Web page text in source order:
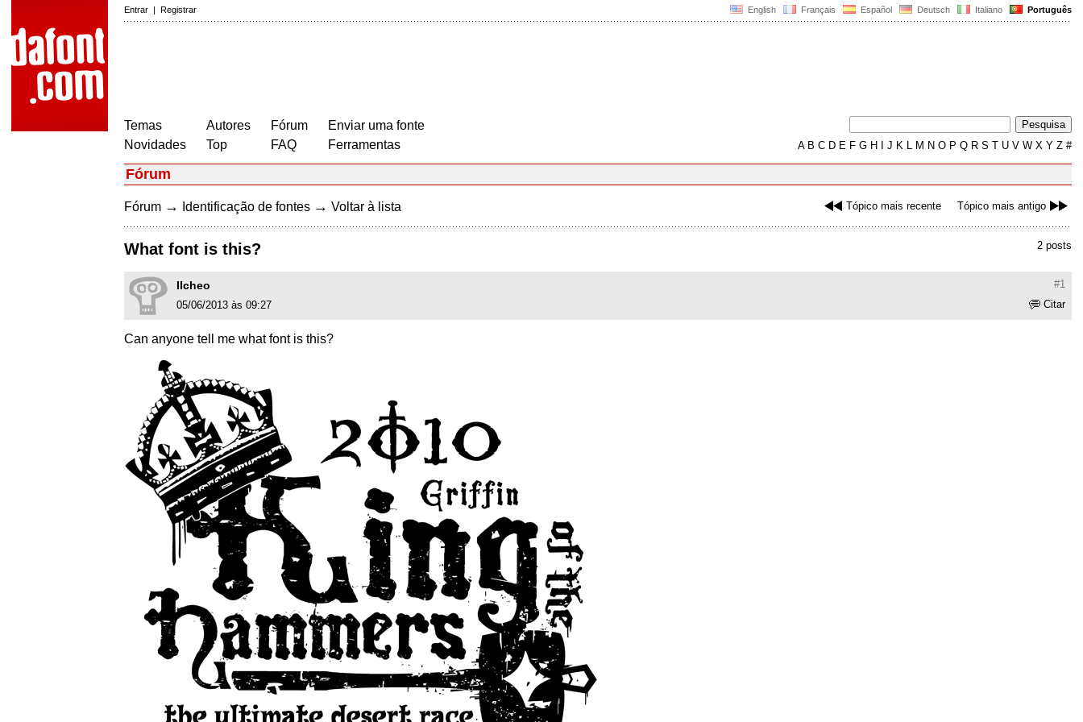
English Français Español Deutsch Italiano Português
Entrar | Registrar
Temas
Novidades
Autores
Top
Fórum
FAQ
Enviar uma fonte
Ferramentas
AB C D E F G H J K L M N O P Q R S T U V W X Y Z #
Fórum
Tópico mais recente Tópico mais antigo
Fórum → Identificação de fontes → Voltar à lista
2 posts
What font is this?
#1
Ilcheo
Citar
05/06/2013 às 09:27
Can anyone tell me what font is this?